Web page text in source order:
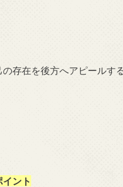
存在を後方へアピールす
ント